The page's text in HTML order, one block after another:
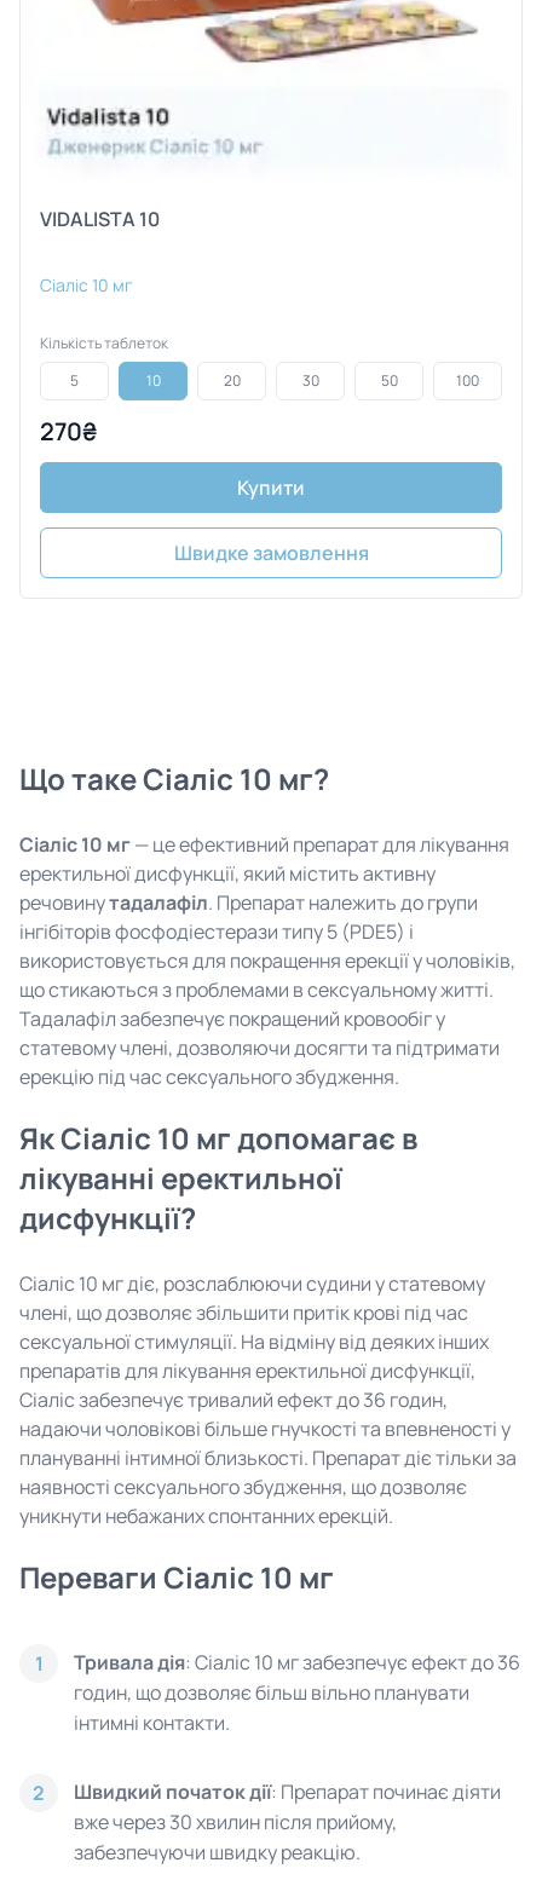
VIDALISTA 10
Сіаліс 10 мг
Кількість таблеток
5
10 20 30 50 100
270₴
Купити
Швидке замовлення
Що такеСіаліс 10 мг?
Сіаліс 10 мг— це ефективний препарат для лікування
еректильної дисфункції, який містить активну
речовинутадалафіл. Препарат належить до групи
інгібіторів фосфодіестерази типу 5 (PDE5) і
використовується для покращення ерекції у чоловіків,
що стикаються з проблемами в сексуальному житті.
Тадалафіл забезпечує покращений кровообіг у
статевому члені, дозволяючи досягти та підтримати
ерекцію під час сексуального збудження.
Як Сіаліс 10 мг допомагає в
лікуванні еректильної
дисфункції?
Сіаліс 10 мг діє, розслаблюючи судини у статевому
члені, що дозволяє збільшити притік крові під час
сексуальної стимуляції. На відміну від деяких інших
препаратів для лікування еректильної дисфункції,
Сіаліс забезпечує тривалий ефект до 36 годин,
надаючи чоловікові більше гнучкості та впевненості у
плануванні інтимної близькості. Препарат діє тільки за
наявності сексуального збудження, що дозволяє
уникнути небажаних спонтанних ерекцій.
Переваги Сіаліс 10 мг
1 Тривала дія: Сіаліс 10 мг забезпечує ефект до 36
годин, що дозволяє більш вільно планувати
інтимні контакти.
2 Швидкий початок дії: Препарат починає діяти
вже через 30 хвилин після прийому,
забезпечуючи швидку реакцію.